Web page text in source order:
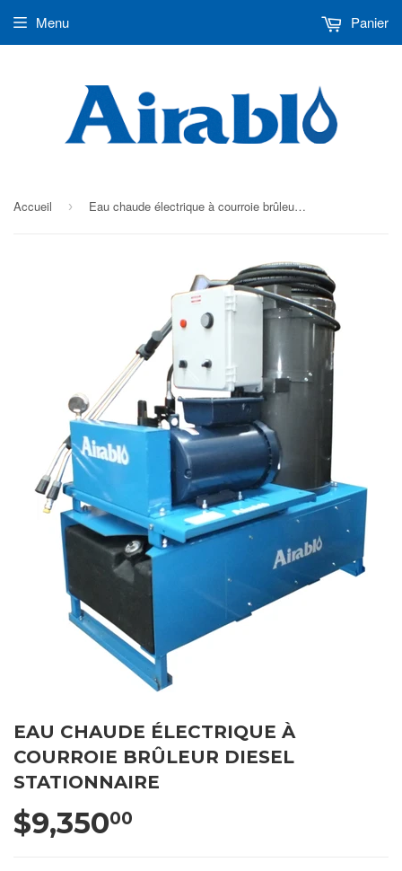
Menu Panier
Accueil › Eau chaude électrique à courroie brûleur diesel stationnaire
EAU CHAUDE ÉLECTRIQUE À
COURROIE BRÛLEUR DIESEL
STATIONNAIRE
$9,35000